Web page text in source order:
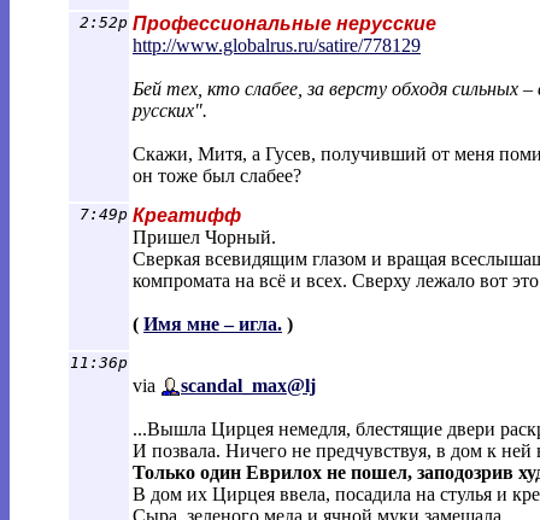
2:52p Профессиональные нерусские
http://www.globalrus.ru/satire/7781 29
Бей тех, кто слабее, за версту обходя сильных
русских".
Скажи, Митя, а Гусев, получивший от меня
он тоже был слабее?
7:49p Креатифф
Пришел Чорный.
Сверкая всевидящим глазом и вращая
компромата на всё и всех. Сверху лежало вот
( Имя мне – игла. )
11:36p
via scandal_max@lj
...Вышла Цирцея немедля, блестящие двери
И позвала. Ничего не предчувствуя, в дом к ней
Только один Еврилох не пошел, заподозрив
В дом их Цирцея ввела, посадила на стулья и
Сыра, зеленого меда и ячной муки замешала